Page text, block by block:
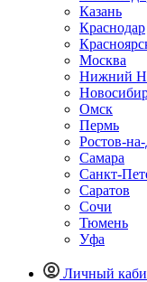
Казань
Краснодар
Москва
Нижний
Омск
Пермь
Ростов-
Самара
Санкт-
Саратов
Сочи
Тюмень
Уфа
Личный